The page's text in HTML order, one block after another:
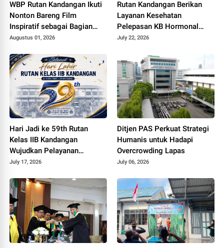
WBP Rutan Kandangan Ikuti
Nonton Bareng Film
Inspiratif sebagai Bagian
Pembinaan Kepribadian
Augustus 01, 2026
Rutan Kandangan Berikan
Layanan Kesehatan
Pelepasan KB Hormonal
bagi Warga Binaan
July 22, 2026
Hari Jadi ke 59th Rutan
Kelas IIB Kandangan
Wujudkan Pelayanan
Pemasyarakatan
July 17, 2026
Ditjen PAS Perkuat Strategi
Humanis untuk Hadapi
Overcrowding Lapas
July 06, 2026